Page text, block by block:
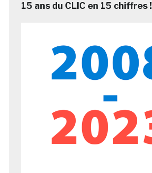
15 ans du CLIC en 15 chiffres !